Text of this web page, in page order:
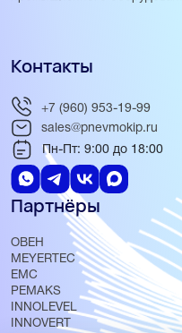
Партнёры
ОВЕН
MEYERTEC
EMC
PEMAKS
INNOLEVEL
INNOVERT
Контакты
+7 (960) 953-19-99
sales@pnevmokip.ru
Пн-Пт: 9:00 до 18:00